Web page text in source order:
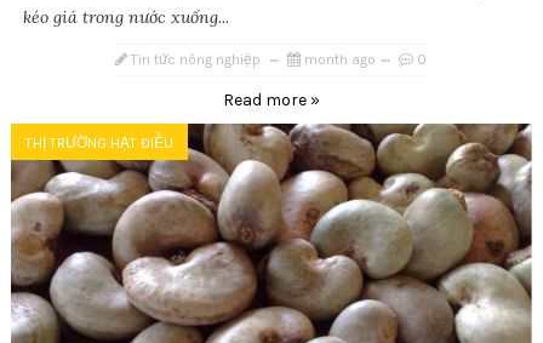
kéo giá trong nước xuống...
Tin tức nông nghiệp month ago 0
Read more »
THỊ TRƯỜNG HẠT ĐIỀU